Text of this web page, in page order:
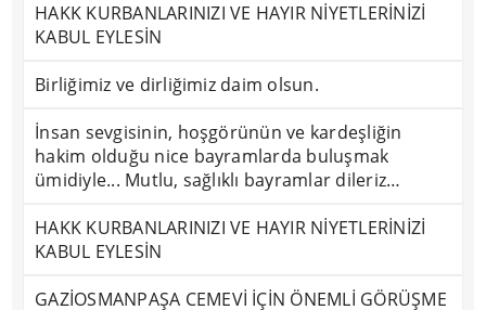
HAKK KURBANLARINIZI VE HAYIR NİYETLERİNİZİ
KABUL EYLESİN
Birliğimiz ve dirliğimiz daim olsun.
İnsan sevgisinin, hoşgörünün ve kardeşliğin
hakim olduğu nice bayramlarda buluşmak
ümidiyle... Mutlu, sağlıklı bayramlar dileriz…
HAKK KURBANLARINIZI VE HAYIR NİYETLERİNİZİ
KABUL EYLESİN
GAZİOSMANPAŞA CEMEVİ İÇİN ÖNEMLİ GÖRÜŞME